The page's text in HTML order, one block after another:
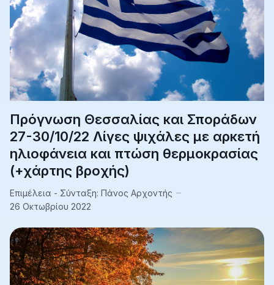
Πρόγνωση Θεσσαλίας και Σποράδων
27-30/10/22 Λίγες ψιχάλες με αρκετή
ηλιοφάνεια και πτώση θερμοκρασίας
(+χάρτης βροχής)
Επιμέλεια - Σύνταξη: Πάνος Αρχοντής
26 Οκτωβρίου 2022